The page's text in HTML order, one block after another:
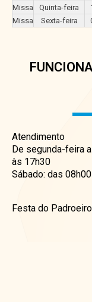
Missa Quinta-feira
Missa
Sexta-feira
Atendimento
De segunda-feira
às 17h30
Sábado: das
Festa do